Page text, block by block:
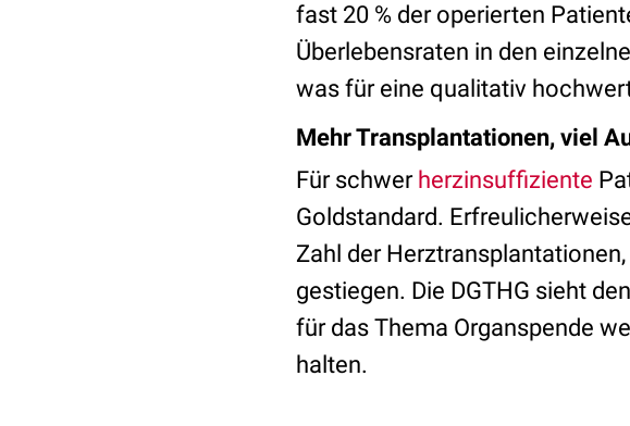
fast 20 % der operierten
Überlebensraten in den
was für eine qualitativ
Mehr Transplantationen, viel
Für schwer herzinsuffiziente
Goldstandard.
Zahl der
gestiegen. Die DGTHG sieht
für das Thema Organspende
halten.